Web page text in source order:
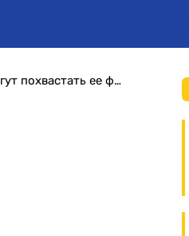
Стаж выступлений в топ-дивизионах: Ворскла-2020 и чем могут похвастать ее футболисты